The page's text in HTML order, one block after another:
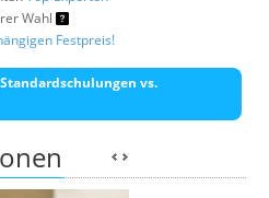
Wahl
Festpreis!
vs.